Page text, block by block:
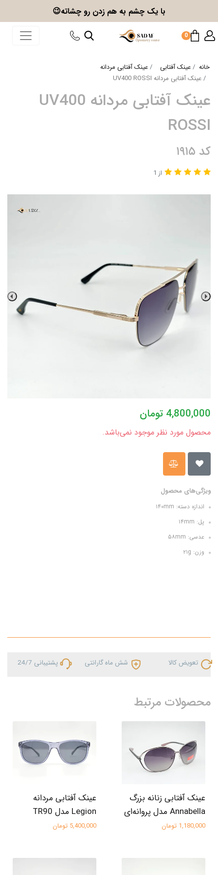
با یک چشم به هم زدن رو چشاته😉
0
خانه عینک آفتابی
عینک آفتابی مردانه
عینک آفتابی مردانه UV400 ROSSI
عینک آفتابی مردانه UV400
ROSSI
کد ۱۹۱۵
از 1
4,800,000 تومان
محصول مورد نظر موجود نمی‌باشد.
ویژگی‌های محصول
اندازه دسته: ۱۴۰mm
پل: ۱۴mm
عدسی: ۵۸mm
وزن: ۲۱g
تعویض کالا شش ماه گارانتی پشتیبانی 24/7
محصولات مرتبط
عینک آفتابی زنانه بزرگ
Annabella مدل پروانه‌ای
1,180,000 تومان
عینک آفتابی مردانه
Legion مدل TR90
5,400,000 تومان